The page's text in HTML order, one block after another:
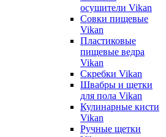
осушители Vikan
Совки пищевые
Vikan
Пластиковые
пищевые ведра
Vikan
Скребки Vikan
Швабры и щетки
для пола Vikan
Кулинарные кисти
Vikan
Ручные щетки